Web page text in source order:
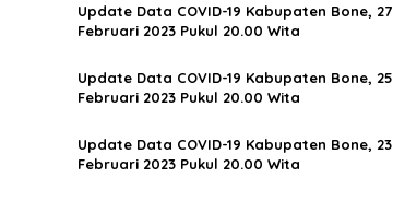
Update Data COVID-19 Kabupaten Bone, 27
Februari 2023 Pukul 20.00 Wita
Update Data COVID-19 Kabupaten Bone, 25
Februari 2023 Pukul 20.00 Wita
Update Data COVID-19 Kabupaten Bone, 23
Februari 2023 Pukul 20.00 Wita